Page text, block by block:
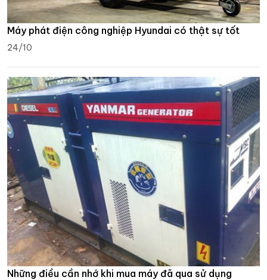
Máy phát điện công nghiệp Hyundai có thật sự tốt
24/10
Những điều cần nhớ khi mua máy đã qua sử dụng